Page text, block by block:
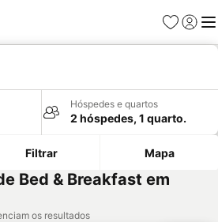
Favoritos
Iniciar
Hóspedes e quartos
2 hóspedes, 1 quarto.
Filtrar Mapa
Bed & Breakfast em
os resultados